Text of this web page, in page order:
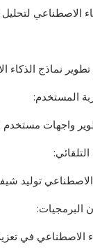
الاصطناعي
نماذج الذكاء
واجهات مستخدم
توليد
الاصطناعي في